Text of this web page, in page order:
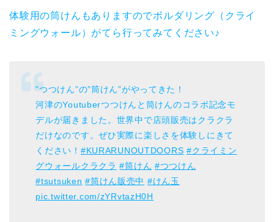
体験用の筒けんもありますのでボルダリング（クライ
ミングウォール）がてら行ってみてください♪
”つつけん”の”筒けん”がやってきた！
河津のYoutuberつつけんと筒けんのコラボ記念モ
デルが届きました。世界中で店頭販売はクラクラ
だけなのです。ぜひ実際に楽しさを体験しにきて
ください！ #KURARUNOUTDOORS #クライミン
グウォールクラクラ #筒けん #つつけん
#tsutsuken #筒けん販売中 #けん玉
pic.twitter.com/zYRvtazH0H